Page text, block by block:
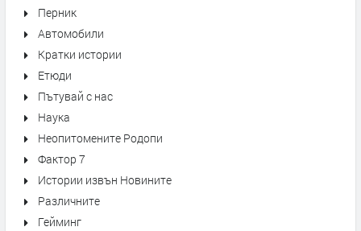
Перник
Автомобили
Кратки истории
Етюди
Пътувай с нас
Наука
Неопитомените Родопи
Фактор 7
Истории извън Новините
Различните
Гейминг